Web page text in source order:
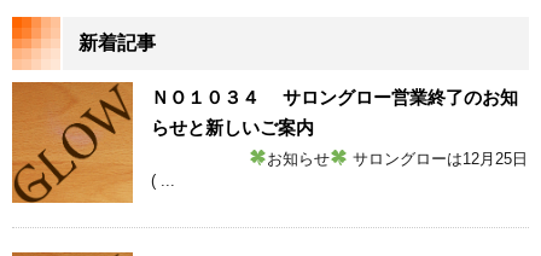
新着記事
ＮＯ１０３４ サロングロー営業終了のお知
らせと新しいご案内
お知らせ
サロングローは12月25日
( ...